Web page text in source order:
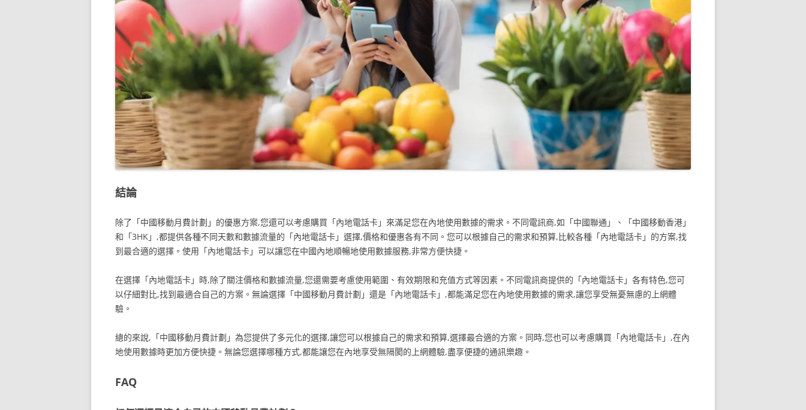
結論
除了「中國移動月費計劃」的優惠方案,您還可以考慮購買「內地電話卡」來滿足您在內地使用數據的需求。不同電訊商,如「中國聯通」、「中國移動香港」
和「3HK」,都提供各種不同天數和數據流量的「內地電話卡」選擇,價格和優惠各有不同。您可以根據自己的需求和預算,比較各種「內地電話卡」的方案,找
到最合適的選擇。使用「內地電話卡」可以讓您在中國內地順暢地使用數據服務,非常方便快捷。
在選擇「內地電話卡」時,除了關注價格和數據流量,您還需要考慮使用範圍、有效期限和充值方式等因素。不同電訊商提供的「內地電話卡」各有特色,您可
以仔細對比,找到最適合自己的方案。無論選擇「中國移動月費計劃」還是「內地電話卡」,都能滿足您在內地使用數據的需求,讓您享受無憂無慮的上網體
驗。
總的來說,「中國移動月費計劃」為您提供了多元化的選擇,讓您可以根據自己的需求和預算,選擇最合適的方案。同時,您也可以考慮購買「內地電話卡」,在內
地使用數據時更加方便快捷。無論您選擇哪種方式,都能讓您在內地享受無隔閡的上網體驗,盡享便捷的通訊樂趣。
FAQ